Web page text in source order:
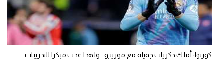
كورتوا: أملك ذكريات جميلة مع مورينيو.. ولهذا عدت مبكرا للتدريبات